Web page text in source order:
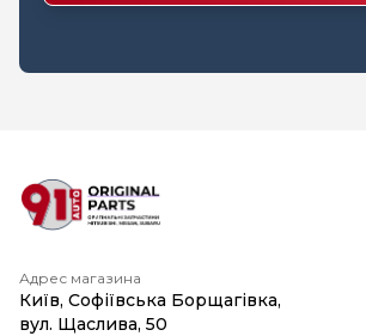
Адрес магазина
Київ, Софіївська Борщагівка,
вул. Щаслива, 50